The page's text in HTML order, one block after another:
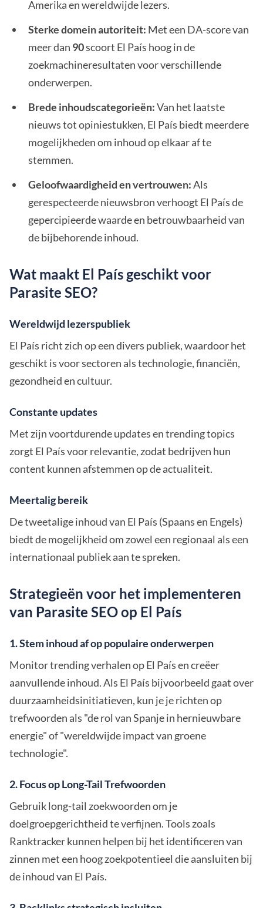
Amerika en wereldwijde lezers.
Sterke domein autoriteit: Met een DA-score van
meer dan 90scoort El País hoog in de
zoekmachineresultaten voor verschillende
onderwerpen.
Brede inhoudscategorieën:Van het laatste
nieuws tot opiniestukken, El País biedt meerdere
mogelijkheden om inhoud op elkaar af te
stemmen.
Geloofwaardigheid en vertrouwen:Als
gerespecteerde nieuwsbron verhoogt El País de
gepercipieerde waarde en betrouwbaarheid van
de bijbehorende inhoud.
Wat maakt El País geschikt voor
Parasite SEO?
Wereldwijd lezerspubliek
El País richt zich op een divers publiek, waardoor het
geschikt is voor sectoren als technologie, financiën,
gezondheid en cultuur.
Constante updates
Met zijn voortdurende updates en trending topics
zorgt El País voor relevantie, zodat bedrijven hun
content kunnen afstemmen op de actualiteit.
Meertalig bereik
De tweetalige inhoud van El País (Spaans en Engels)
biedt de mogelijkheid om zowel een regionaal als een
internationaal publiek aan te spreken.
Strategieën voor het implementeren
van Parasite SEO op El País
1. Stem inhoud af op populaire onderwerpen
Monitor trending verhalen op El País en creëer
aanvullende inhoud. Als El País bijvoorbeeld gaat over
duurzaamheidsinitiatieven, kun je je richten op
trefwoorden als "de rol van Spanje in hernieuwbare
energie" of "wereldwijde impact van groene
technologie".
2. Focus op Long-Tail Trefwoorden
Gebruik long-tail zoekwoorden om je
doelgroepgerichtheid te verfijnen. Tools zoals
Ranktracker kunnen helpen bij het identificeren van
zinnen met een hoog zoekpotentieel die aansluiten bij
de inhoud van El País.